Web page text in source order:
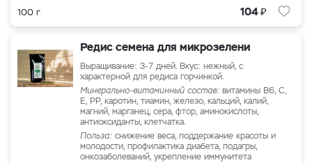
100 г 104₽
Редис семена для микрозелени
Выращивание: 3-7 дней. Вкус: нежный, с
характерной для редиса горчинкой.
Минерально-витаминный состав: витамины В6, C,
E, РР, каротин, тиамин, железо, кальций, калий,
магний, марганец, сера, фтор, аминокислоты,
антиоксиданты, клетчатка.
Польза: снижение веса, поддержание красоты и
молодости, профилактика диабета, подагры,
онкозаболеваний, укрепление иммунитета